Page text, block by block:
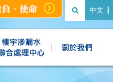
中文